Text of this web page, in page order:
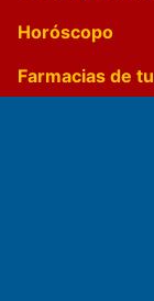
Horóscopo
Farmacias de